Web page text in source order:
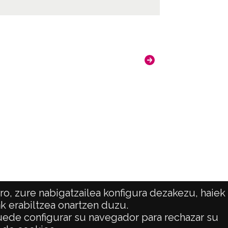
zure nabigatzailea konfigura dezakezu, haiek
erabiltzea onartzen duzu.
configurar su navegador para rechazar su
ATENCIÓN CIUDADANA